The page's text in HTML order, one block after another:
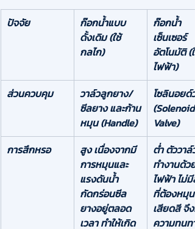
ปัจจัย
ก๊อกน้ำแบบ
ดั้งเดิม (ใช้
กลไก)
ก๊อกน้ำ
เซ็นเซอร์
อัตโนมัติ (ใช้
ไฟฟ้า)
ส่วนควบคุม
วาล์วลูกยาง/
ซีลยาง และก้าน
หมุน (Handle)
โซลินอยด์ว
(Solenoid
Valve)
การสึกหรอ
สูง เนื่องจากมี
การหมุนและ
แรงดันน้ำ
กัดกร่อนซีล
ยางอยู่ตลอด
เวลา ทำให้เกิด
ต่ำ ตัววาล์ว
ทำงานด้วย
ไฟฟ้า ไม่มี
ที่ต้องหมุน
เสียดสี จึงมี
ความทนทาน